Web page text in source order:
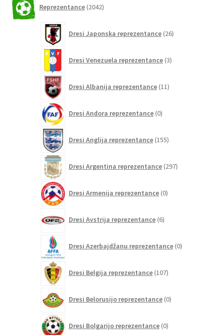
Reprezentance 2042izdelkov
Dresi Japonska reprezentance 26izdelkov
Dresi Venezuela reprezentance 3izdelki
Dresi Albanija reprezentance 11izdelkov
Dresi Andora reprezentance 0izdelkov
Dresi Anglija reprezentance 155izdelkov
Dresi Argentina reprezentance 297izdelkov
Dresi Armenija reprezentance 0izdelkov
Dresi Avstrija reprezentance 6izdelkov
Dresi Azerbajdžanu reprezentance 0izdelkov
Dresi Belgija reprezentance 107izdelkov
Dresi Belorusijo reprezentance 0izdelkov
Dresi Bolgarijo reprezentance 0izdelkov